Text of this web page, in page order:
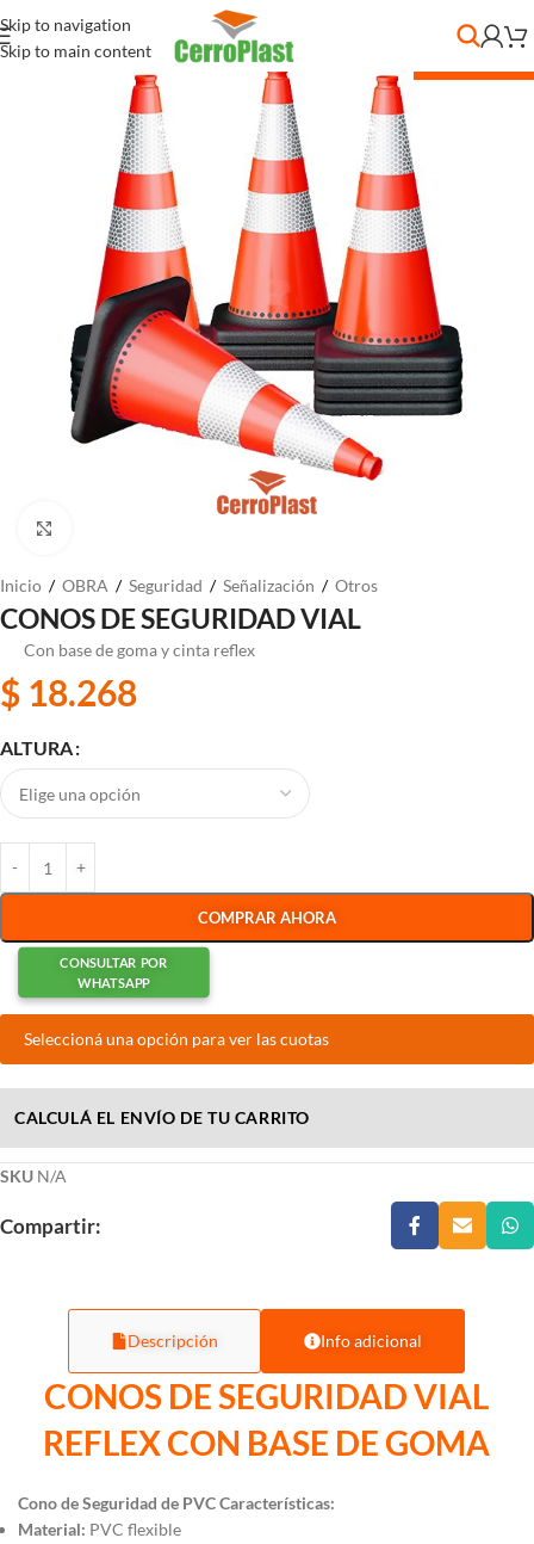
Skip to navigation
Skip to main content
Inicio / OBRA / Seguridad / Señalización / Otros
CONOS DE SEGURIDAD VIAL
Con base de goma y cinta reflex
$ 18.268
ALTURA
COMPRAR AHORA
CONSULTAR POR
WHATSAPP
Seleccioná una opción para ver las cuotas
CALCULÁ EL ENVÍO DE TU CARRITO
SKU N/A
Compartir:
Descripción Info adicional
CONOS DE SEGURIDAD VIAL
REFLEX CON BASE DE GOMA
Cono de Seguridad de PVCCaracterísticas:
Material: PVC flexible